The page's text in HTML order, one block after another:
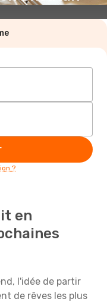
?
en
l'idée de partir
de rêves les plus